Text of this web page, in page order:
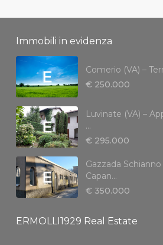
Immobili in evidenza
Comerio (VA) –
€ 250.000
Luvinate (VA) –
...
€ 295.000
Gazzada Schianno
Capan...
€ 350.000
ERMOLLI1929 Real Estate